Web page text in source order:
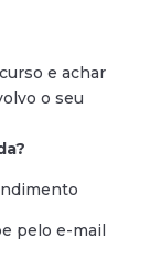
e achar
o seu
pelo e-mail